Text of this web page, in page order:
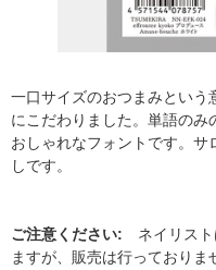
一口サイズのおつまみという
にこだわりました。単語のみ
おしゃれなフォントです。サ
しです。
ご注意ください: ネイリスト
ますが、販売は行っており